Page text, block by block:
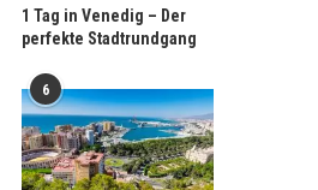
1 Tag in Venedig – Der
perfekte Stadtrundgang
6